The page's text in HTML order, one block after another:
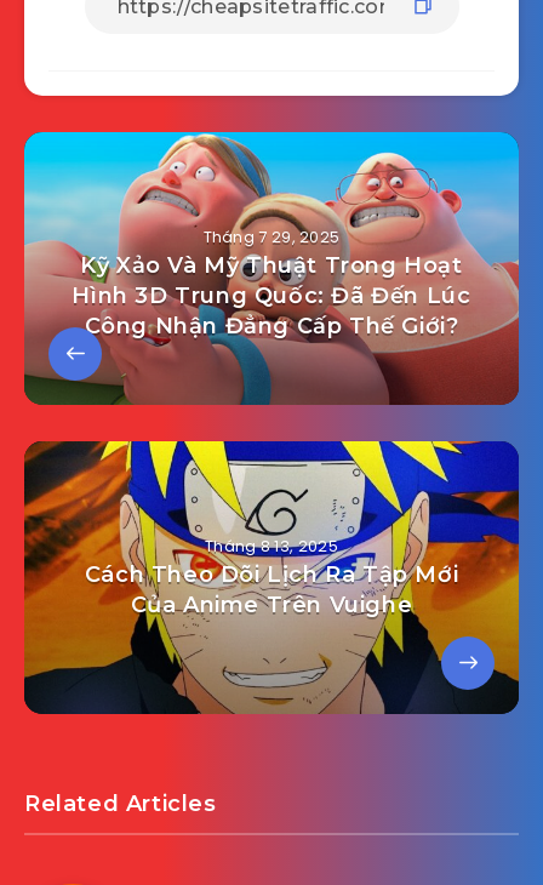
Tháng 7 29, 2025
Kỹ Xảo Và Mỹ Thuật Trong Hoạt
Hình 3D Trung Quốc: Đã Đến Lúc
Công Nhận Đẳng Cấp Thế Giới?
Tháng 8 13, 2025
Cách Theo Dõi Lịch Ra Tập Mới
Của Anime Trên Vuighe
Related Articles